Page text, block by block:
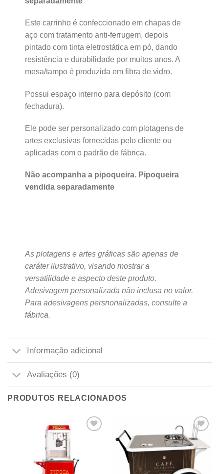
Este carrinho é confeccionado em chapas de
aço com tratamento anti-ferrugem, depois
pintado com tinta eletrostática em pó, dando
resistência e durabilidade por muitos anos. A
mesa/tampo é produzida em fibra de vidro.
Possui espaço interno para depósito (com
fechadura).
Ele pode ser personalizado com plotagens de
artes exclusivas fornecidas pelo cliente ou
aplicadas com o padrão de fábrica.
Não acompanha a pipoqueira. Pipoqueira
vendida separadamente
As plotagens e artes gráficas são apenas de
caráter ilustrativo, visando mostrar a
versatilidade e aspecto deste produto.
Adesivagem personalizada não inclusa no valor.
Para adesivagens persnonalizadas, consulte a
fábrica.
Informação adicional
Avaliações (0)
PRODUTOS RELACIONADOS
Add to
wishlist